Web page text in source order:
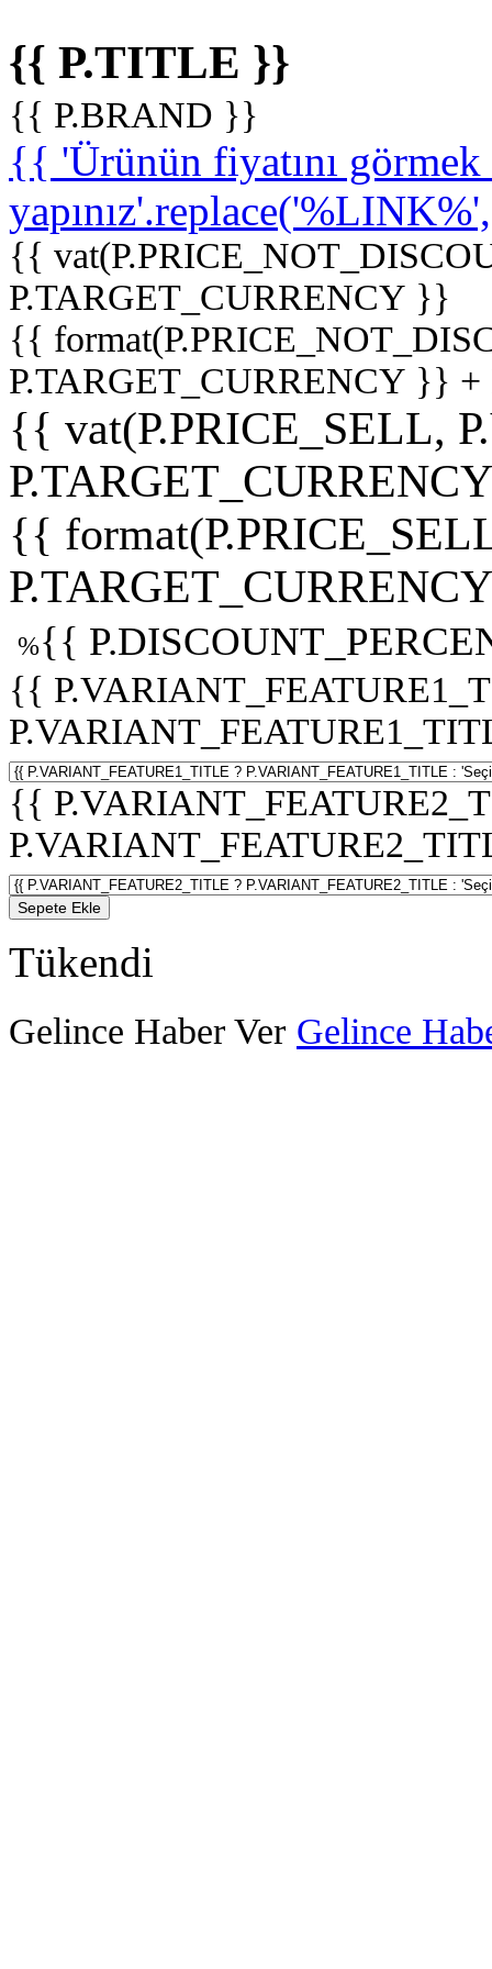
{{ P.TITLE }}
{{ P.BRAND }}
{{ 'Ürünün fiyatını
{{
P.TARGET_CURRENCY }}
{{
P.TARGET_CURRENCY }}
{{ vat(P.PRICE_SELL,
{{
%{{
{{
{{
Sepete Ekle
Tükendi
Gelince Haber Ver Gelince